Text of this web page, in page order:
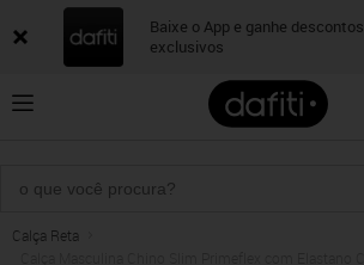
Baixe o App e ganhe descontos
exclusivos
Calça Reta